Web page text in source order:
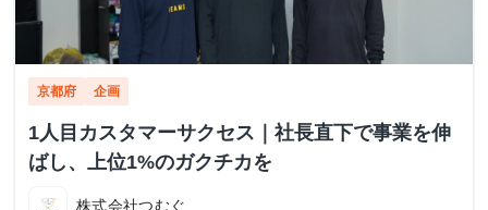
京都府 企画
1人目カスタマーサクセス｜社長直下で事業を伸
ばし、上位1%のガクチカを
株式会社つむぐ